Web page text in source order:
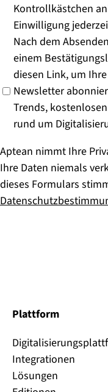
Kontrollkästchen
Einwilligung
Nach dem
einem
diesen Link, um
Newsletter
Trends,
rund um
Aptean nimmt Ihre
Ihre Daten niemals
dieses Formulars
Plattform
Integrationen
Lösungen